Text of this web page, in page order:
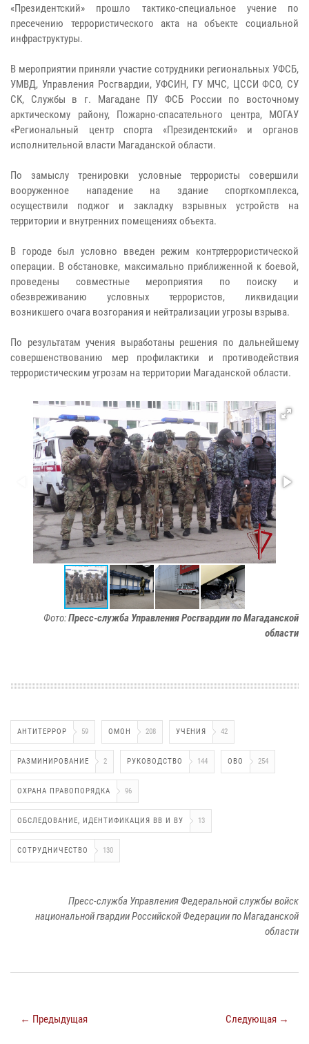
«Президентский» прошло тактико-специальное учение по
пресечению террористического акта на объекте социальной
инфраструктуры.
В мероприятии приняли участие сотрудники региональных УФСБ,
УМВД, Управления Росгвардии, УФСИН, ГУ МЧС, ЦССИ ФСО, СУ
СК, Службы в г. Магадане ПУ ФСБ России по восточному
арктическому району, Пожарно-спасательного центра, МОГАУ
«Региональный центр спорта «Президентский» и органов
исполнительной власти Магаданской области.
По замыслу тренировки условные террористы совершили
вооруженное нападение на здание спорткомплекса,
осуществили поджог и закладку взрывных устройств на
территории и внутренних помещениях объекта.
В городе был условно введен режим контртеррористической
операции. В обстановке, максимально приближенной к боевой,
проведены совместные мероприятия по поиску и
обезвреживанию условных террористов, ликвидации
возникшего очага возгорания и нейтрализации угрозы взрыва.
По результатам учения выработаны решения по дальнейшему
совершенствованию мер профилактики и противодействия
террористическим угрозам на территории Магаданской области.
Фото:Пресс-служба Управления Росгвардии по Магаданской
области
АНТИТЕРРОР 59 ОМОН 208 УЧЕНИЯ 42
РАЗМИНИРОВАНИЕ 2 РУКОВОДСТВО 144 ОВО 254
ОХРАНА ПРАВОПОРЯДКА 96
ОБСЛЕДОВАНИЕ, ИДЕНТИФИКАЦИЯ ВВ И ВУ 13
СОТРУДНИЧЕСТВО 130
Пресс-служба Управления Федеральной службы войск
национальной гвардии Российской Федерации по Магаданской
области
← Предыдущая Следующая →